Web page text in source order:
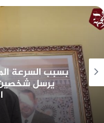
بسبب السرعة
يرسل